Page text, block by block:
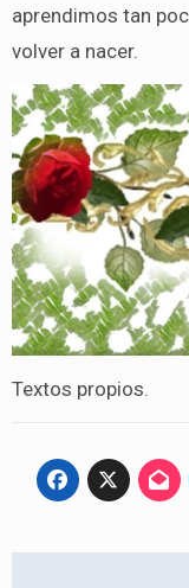
aprendimos tan
volver a nacer.
Textos propios.